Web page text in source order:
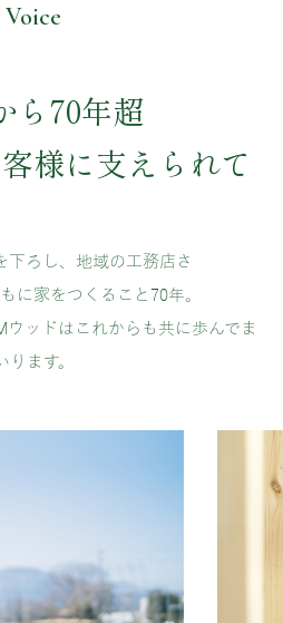
Voice
ら70年超
様に支えられて
下ろし、地域の工務店さ
に家をつくること70年。
ッドはこれからも共に歩んでま
ります。